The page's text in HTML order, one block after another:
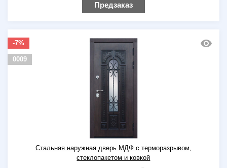
Предзаказ
-7%
0009
Стальная наружная дверь МДФ с терморазрывом,
стеклопакетом и ковкой